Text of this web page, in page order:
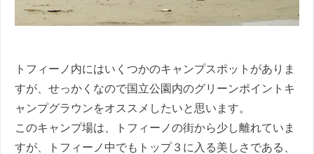
トフィーノ内にはいくつかのキャンプスポットがありま
すが、せっかくなので国立公園内のグリーンポイントキ
ャンプグラウンをオススメしたいと思います。
このキャンプ場は、トフィーノの街から少し離れていま
すが、トフィーノ中でもトップ３に入る美しさである、